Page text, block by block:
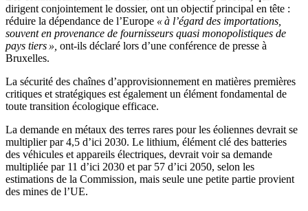
dirigent conjointement le dossier, ont un objectif principal en tête :
réduire la dépendance de l’Europe « à l’égard des importations,
souvent en provenance de fournisseurs quasi monopolistiques de
pays tiers », ont-ils déclaré lors d’une conférence de presse à
Bruxelles.
La sécurité des chaînes d’approvisionnement en matières premières
critiques et stratégiques est également un élément fondamental de
toute transition écologique efficace.
La demande en métaux des terres rares pour les éoliennes devrait se
multiplier par 4,5 d’ici 2030. Le lithium, élément clé des batteries
des véhicules et appareils électriques, devrait voir sa demande
multipliée par 11 d’ici 2030 et par 57 d’ici 2050, selon les
estimations de la Commission, mais seule une petite partie provient
des mines de l’UE.